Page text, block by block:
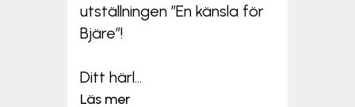
utställningen ”En känsla för
Bjäre”!
Ditt härl...
Läs mer